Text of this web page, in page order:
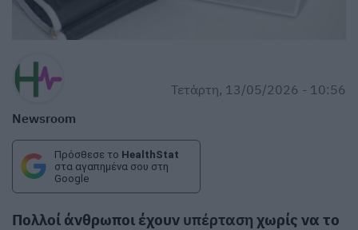
Newsroom
Τετάρτη, 13/05/2026 - 10:56
Πρόσθεσε το HealthStat
στα αγαπημένα σου στη
Google
Πολλοί άνθρωποι έχουν υπέρταση χωρίς να το